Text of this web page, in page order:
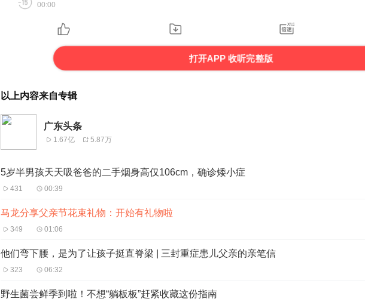
00:00
打开APP 收听完整版
以上内容来自专辑
广东头条
1.67亿 5.87万
5岁半男孩天天吸爸爸的二手烟身高仅106cm，确诊矮小症
431 00:39
马龙分享父亲节花束礼物：开始有礼物啦
349 01:06
他们弯下腰，是为了让孩子挺直脊梁 | 三封重症患儿父亲的亲笔信
323 06:32
野生菌尝鲜季到啦！不想“躺板板”赶紧收藏这份指南